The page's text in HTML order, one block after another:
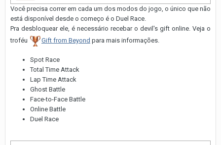
Você precisa correr em cada um dos modos do jogo, o único que não
está disponível desde o começo é o Duel Race.
Pra desbloquear ele, é necessário recebar o devil's gift online. Veja o
troféu
Gift from Beyond para mais informações.
Spot Race
Total Time Attack
Lap Time Attack
Ghost Battle
Face-to-Face Battle
Online Battle
Duel Race